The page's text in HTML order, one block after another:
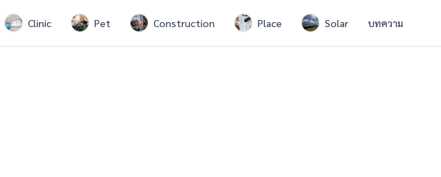
Clinic Pet Construction Place Solar บทความ